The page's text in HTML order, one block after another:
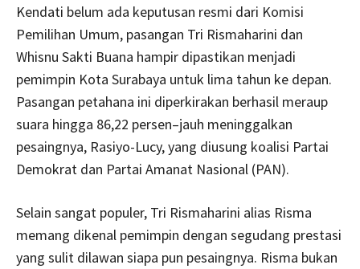
Kendati belum ada keputusan resmi dari Komisi
Pemilihan Umum, pasangan Tri Rismaharini dan
Whisnu Sakti Buana hampir dipastikan menjadi
pemimpin Kota Surabaya untuk lima tahun ke depan.
Pasangan petahana ini diperkirakan berhasil meraup
suara hingga 86,22 persen–jauh meninggalkan
pesaingnya, Rasiyo-Lucy, yang diusung koalisi Partai
Demokrat dan Partai Amanat Nasional (PAN).
Selain sangat populer, Tri Rismaharini alias Risma
memang dikenal pemimpin dengan segudang prestasi
yang sulit dilawan siapa pun pesaingnya. Risma bukan